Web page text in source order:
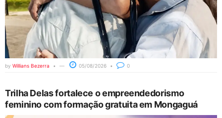
by Willians Bezerra 05/08/2026 0
Trilha Delas fortalece o empreendedorismo
feminino com formação gratuita em Mongaguá